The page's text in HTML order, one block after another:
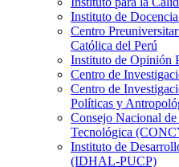
Instituto de
Centro
Católica del Perú
Instituto de Opinión
Centro de
Centro de
Políticas y
Consejo Nacional
Tecnológica
Instituto de
(IDHAL-PUCP)